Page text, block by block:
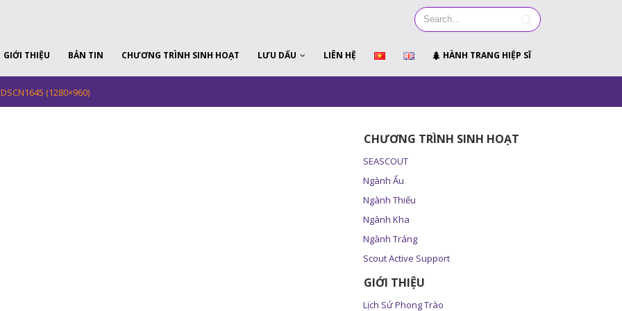
GIỚI THIỆU BẢN TIN CHƯƠNG TRÌNH SINH HOẠT LƯU DẤU LIÊN HỆ HÀNH TRANG HIỆP SĨ
DSCN1645 (1280×960)
CHƯƠNG TRÌNH SINH HOẠT
SEASCOUT
Ngành Ấu
Ngành Thiếu
Ngành Kha
Ngành Tráng
Scout Active Support
GIỚI THIỆU
Lịch Sử Phong Trào